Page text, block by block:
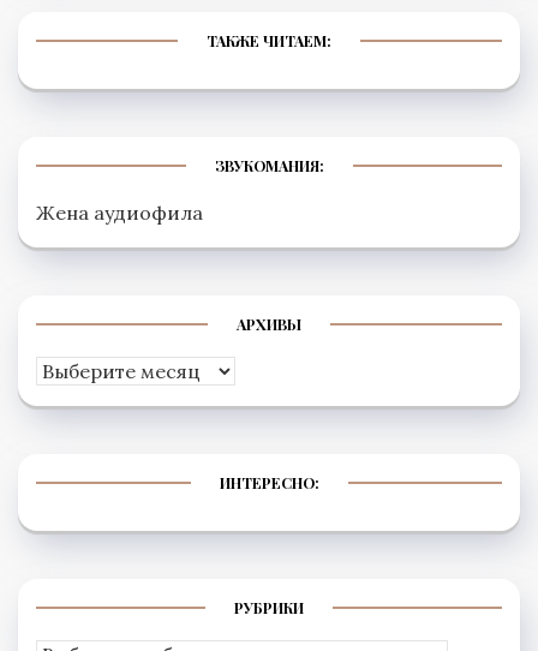
ТАКЖЕ ЧИТАЕМ:
ЗВУКОМАНИЯ:
Жена аудиофила
АРХИВЫ
Архивы
ИНТЕРЕСНО:
РУБРИКИ